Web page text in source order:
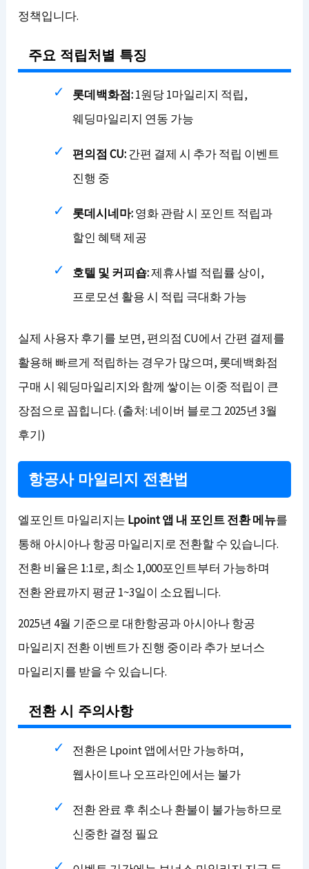
정책입니다.
주요 적립처별 특징
롯데백화점:1원당 1마일리지 적립,
웨딩마일리지 연동 가능
편의점 CU:간편 결제 시 추가 적립 이벤트
진행 중
롯데시네마:영화 관람 시 포인트 적립과
할인 혜택 제공
호텔 및 커피숍:제휴사별 적립률 상이,
프로모션 활용 시 적립 극대화 가능
실제 사용자 후기를 보면, 편의점 CU에서 간편 결제를
활용해 빠르게 적립하는 경우가 많으며, 롯데백화점
구매 시 웨딩마일리지와 함께 쌓이는 이중 적립이 큰
장점으로 꼽힙니다. (출처: 네이버 블로그 2025년 3월
후기)
항공사 마일리지 전환법
엘포인트 마일리지는 Lpoint 앱 내 포인트 전환 메뉴를
통해 아시아나 항공 마일리지로 전환할 수 있습니다.
전환 비율은 1:1로, 최소 1,000포인트부터 가능하며
전환 완료까지 평균 1~3일이 소요됩니다.
2025년 4월 기준으로 대한항공과 아시아나 항공
마일리지 전환 이벤트가 진행 중이라 추가 보너스
마일리지를 받을 수 있습니다.
전환 시 주의사항
전환은 Lpoint 앱에서만 가능하며,
웹사이트나 오프라인에서는 불가
전환 완료 후 취소나 환불이 불가능하므로
신중한 결정 필요